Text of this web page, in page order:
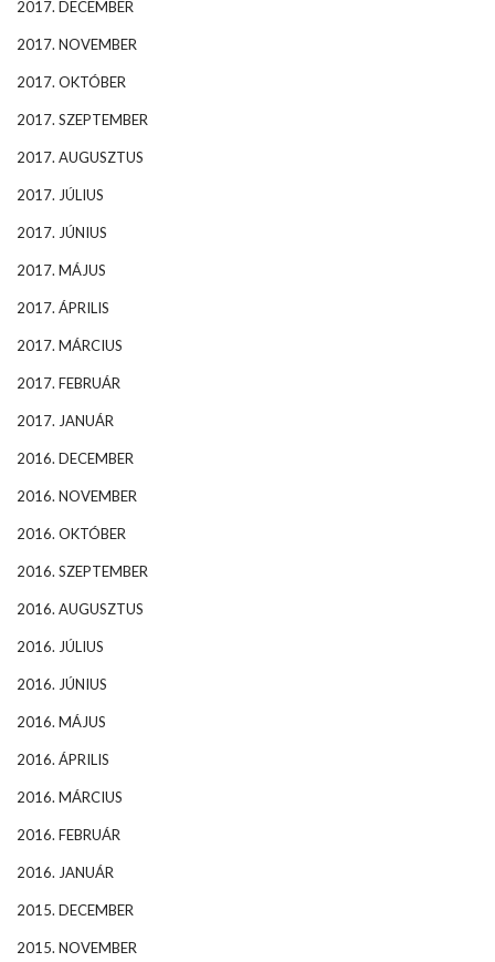
2017. DECEMBER
2017. NOVEMBER
2017. OKTÓBER
2017. SZEPTEMBER
2017. AUGUSZTUS
2017. JÚLIUS
2017. JÚNIUS
2017. MÁJUS
2017. ÁPRILIS
2017. MÁRCIUS
2017. FEBRUÁR
2017. JANUÁR
2016. DECEMBER
2016. NOVEMBER
2016. OKTÓBER
2016. SZEPTEMBER
2016. AUGUSZTUS
2016. JÚLIUS
2016. JÚNIUS
2016. MÁJUS
2016. ÁPRILIS
2016. MÁRCIUS
2016. FEBRUÁR
2016. JANUÁR
2015. DECEMBER
2015. NOVEMBER